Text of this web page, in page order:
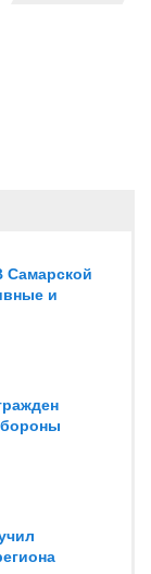
Самарской
и